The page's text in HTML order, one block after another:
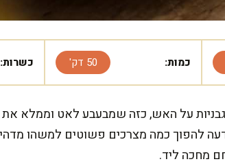
כמות: 50 דק' כשרות:
על האש, כזה שמבעבע לאט וממלא את
להפוך כמה מצרכים פשוטים למשהו
מחכה ליד.